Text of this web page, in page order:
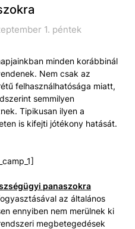
1. péntek
minden korábbinál
Nem csak az
felhasználhatósága miatt,
semmilyen
Tipikusan ilyen a
is kifejti jótékony hatását.
panaszokra
az általános
ennyiben nem merülnek ki
megbetegedések